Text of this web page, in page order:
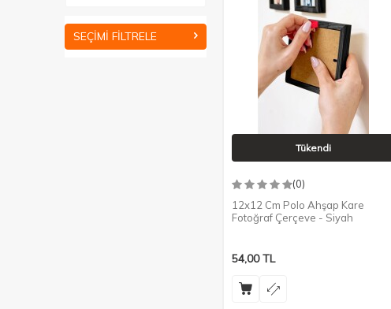
SEÇIMI FILTRELE
Tükendi
(0)
12x12 Cm Polo Ahşap Kare
Fotoğraf Çerçeve - Siyah
54,00TL